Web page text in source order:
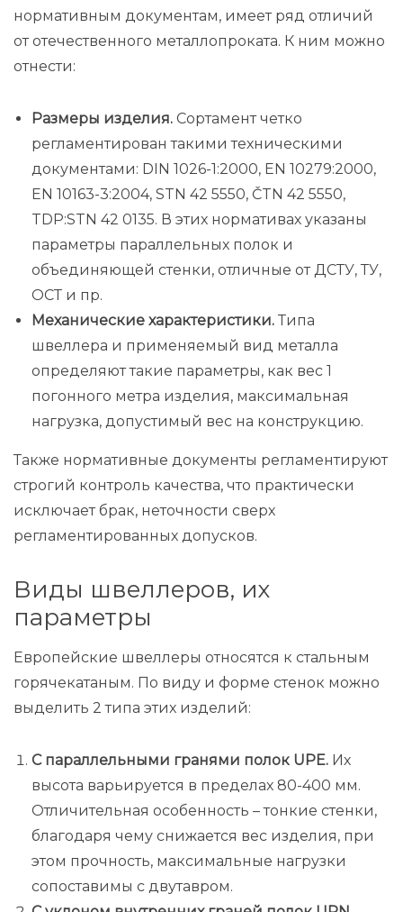
нормативным документам, имеет ряд отличий
от отечественного металлопроката. К ним можно
отнести:
Размеры изделия. Сортамент четко
регламентирован такими техническими
документами: DIN 1026-1:2000, EN 10279:2000,
EN 10163-3:2004, STN 42 5550, ČTN 42 5550,
TDP:STN 42 0135. В этих нормативах указаны
параметры параллельных полок и
объединяющей стенки, отличные от ДСТУ, ТУ,
ОСТ и пр.
Механические характеристики. Типа
швеллера и применяемый вид металла
определяют такие параметры, как вес 1
погонного метра изделия, максимальная
нагрузка, допустимый вес на конструкцию.
Также нормативные документы регламентируют
строгий контроль качества, что практически
исключает брак, неточности сверх
регламентированных допусков.
Виды швеллеров, их
параметры
Европейские швеллеры относятся к стальным
горячекатаным. По виду и форме стенок можно
выделить 2 типа этих изделий:
С параллельными гранями полок UPE. Их
высота варьируется в пределах 80-400 мм.
Отличительная особенность – тонкие стенки,
благодаря чему снижается вес изделия, при
этом прочность, максимальные нагрузки
сопоставимы с двутавром.